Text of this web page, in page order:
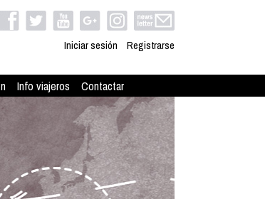
Iniciar sesión Registrarse
Info viajeros Contactar